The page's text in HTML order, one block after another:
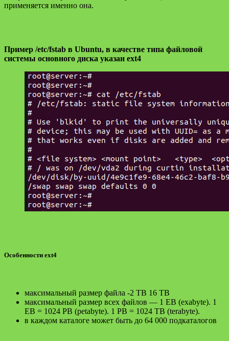
применяется именно она.
Пример /etc/fstab в Ubuntu, в качестве типа файловой
системы основного диска указан ext4
Особенности ext4
максимальный размер файла -2 TB 16 TB
максимальный размер всех файлов — 1 EB (exabyte). 1
EB = 1024 PB (petabyte). 1 PB = 1024 TB (terabyte).
в каждом каталоге может быть до 64 000 подкаталогов